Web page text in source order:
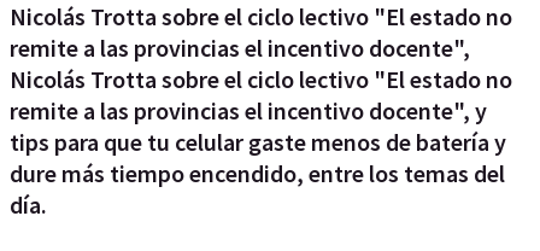
Nicolás Trotta sobre el ciclo lectivo "El estado no
remite a las provincias el incentivo docente",
Nicolás Trotta sobre el ciclo lectivo "El estado no
remite a las provincias el incentivo docente", y
tips para que tu celular gaste menos de batería y
dure más tiempo encendido, entre los temas del
día.